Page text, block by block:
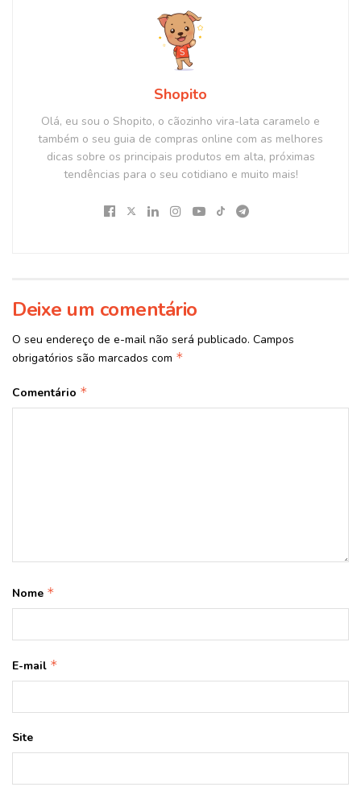
Shopito
Olá, eu sou o Shopito, o cãozinho vira-lata caramelo e
também o seu guia de compras online com as melhores
dicas sobre os principais produtos em alta, próximas
tendências para o seu cotidiano e muito mais!
Deixe um comentário
O seu endereço de e-mail não será publicado. Campos
obrigatórios são marcados com *
Comentário *
Nome *
E-mail *
Site